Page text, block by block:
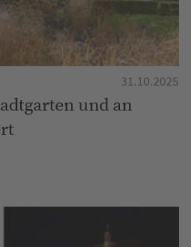
31.10.2025
und an